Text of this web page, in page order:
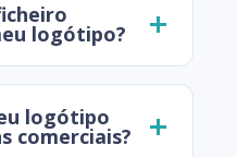
logótipo?
logótipo
comerciais?